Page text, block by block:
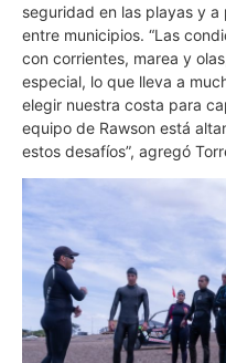
seguridad en las playas y
entre municipios. “Las
con corrientes, marea y
especial, lo que lleva a
elegir nuestra costa para
equipo de Rawson está
estos desafíos”, agregó